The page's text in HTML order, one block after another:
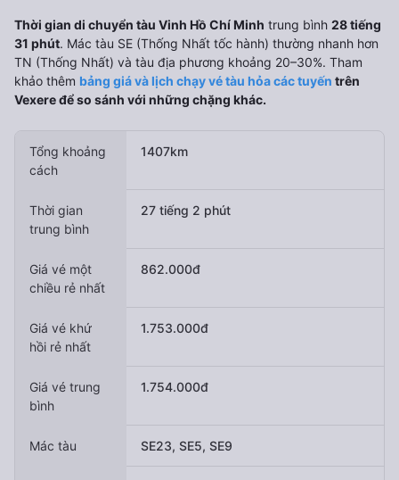
Thời gian di chuyển tàu Vinh Hồ Chí Minh trung bình 28 tiếng
31 phút. Mác tàu SE (Thống Nhất tốc hành) thường nhanh hơn
TN (Thống Nhất) và tàu địa phương khoảng 20–30%. Tham
khảo thêm bảng giá và lịch chạy vé tàu hỏa các tuyến trên
Vexere để so sánh với những chặng khác.
Tổng khoảng
cách
1407km
Thời gian
trung bình
27 tiếng 2 phút
Giá vé một
chiều rẻ nhất
862.000đ
Giá vé khứ
hồi rẻ nhất
1.753.000đ
Giá vé trung
bình
1.754.000đ
Mác tàu SE23, SE5, SE9